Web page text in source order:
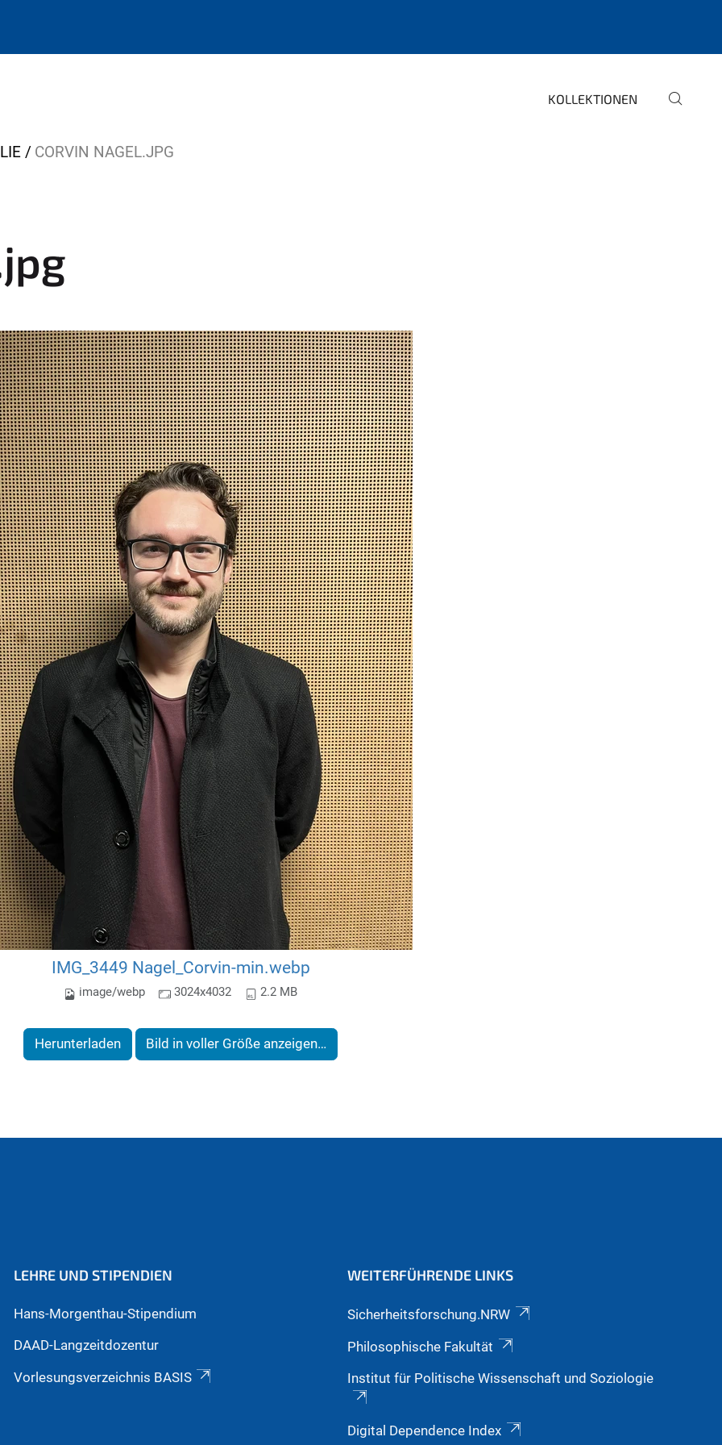
KOLLEKTIONEN
CORVIN NAGEL.JPG
IMG_3449 Nagel_Corvin-min.webp
image/webp 3024x4032 2.2 MB
Herunterladen Bild in voller Größe anzeigen…
LEHRE UND STIPENDIEN
Hans-Morgenthau-Stipendium
DAAD-Langzeitdozentur
Vorlesungsverzeichnis BASIS
WEITERFÜHRENDE LINKS
Sicherheitsforschung.NRW
Philosophische Fakultät
Institut für Politische Wissenschaft und Soziologie
Digital Dependence Index